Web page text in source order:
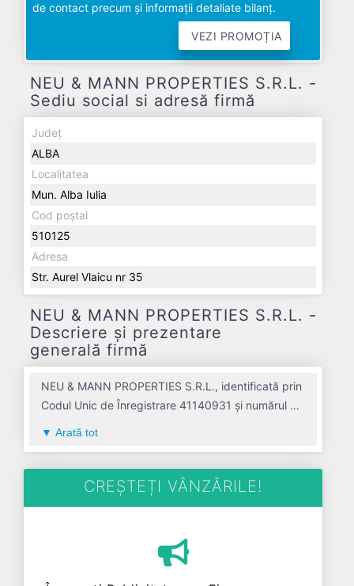
de contact precum și informații detaliate bilanț.
VEZI PROMOȚIA
NEU & MANN PROPERTIES S.R.L. -
Sediu social si adresă firmă
Județ
ALBA
Localitatea
Mun. Alba Iulia
Cod poștal
510125
Adresa
Str. Aurel Vlaicu nr 35
NEU & MANN PROPERTIES S.R.L. -
Descriere și prezentare
generală firmă
NEU & MANN PROPERTIES S.R.L., identificată prin
Codul Unic de Înregistrare 41140931 și numărul de
inchiriate avand codul 6820. Cu sediul social
poziționat în zona de Centru a țării, în judetul
pe piața de profil. NEU & MANN PROPERTIES
S.R.L. a fost fondată în anul 2019, având o
Arată tot
CREȘTEȚI VÂNZĂRILE!